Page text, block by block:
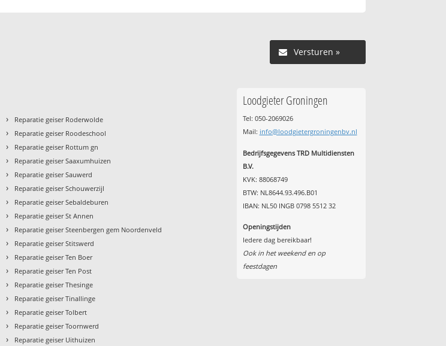
Versturen »
› Reparatie geiser Roderwolde
› Reparatie geiser Roodeschool
› Reparatie geiser Rottum gn
› Reparatie geiser Saaxumhuizen
› Reparatie geiser Sauwerd
› Reparatie geiser Schouwerzijl
› Reparatie geiser Sebaldeburen
› Reparatie geiser St Annen
› Reparatie geiser Steenbergen gem Noordenveld
› Reparatie geiser Stitswerd
› Reparatie geiser Ten Boer
› Reparatie geiser Ten Post
› Reparatie geiser Thesinge
› Reparatie geiser Tinallinge
› Reparatie geiser Tolbert
› Reparatie geiser Toornwerd
› Reparatie geiser Uithuizen
Loodgieter Groningen
Tel: 050-2069026
Mail: info@loodgietergroningenbv.nl
Bedrijfsgegevens TRD Multidiensten
B.V.
KVK: 88068749
BTW: NL8644.93.496.B01
IBAN: NL50 INGB 0798 5512 32
Openingstijden
Iedere dag bereikbaar!
Ook in het weekend en op
feestdagen